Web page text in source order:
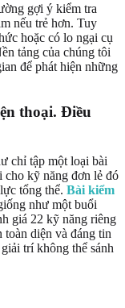
gợi ý kiểm tra
nếu trẻ hơn. Tuy
hoặc có lo ngại cụ
tảng của chúng tôi
để phát hiện những
thoại. Điều
chỉ tập một loại bài
cho kỹ năng đơn lẻ đó
tổng thể. Bài kiểm
như một buổi
giá 22 kỹ năng riêng
toàn diện và đáng tin
trí không thể sánh